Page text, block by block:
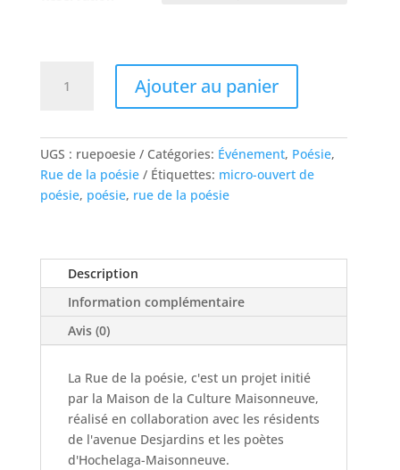
la
poésie
Ajouter au panier
UGS : ruepoesie Catégories: Événement, Poésie,
Rue de la poésie
Étiquettes: micro-ouvert de
poésie, poésie, rue de la poésie
Description
Information complémentaire
Avis (0)
La Rue de la poésie, c'est un projet initié
par la Maison de la Culture Maisonneuve,
réalisé en collaboration avec les résidents
de l'avenue Desjardins et les poètes
d'Hochelaga-Maisonneuve.